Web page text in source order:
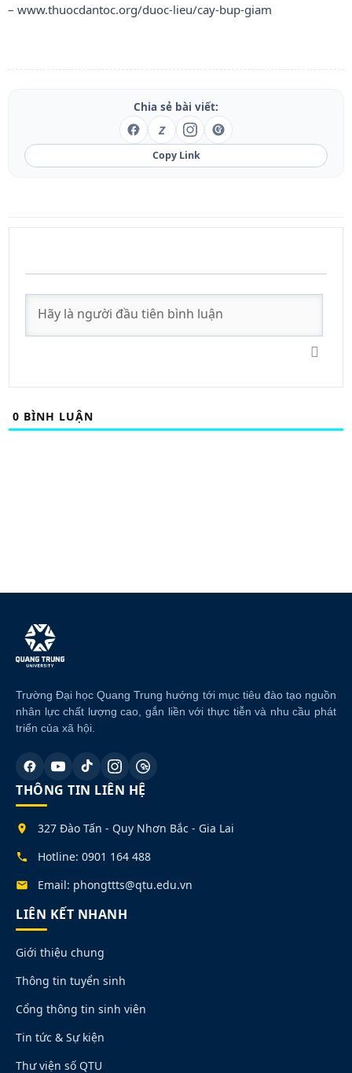
– www.thuocdantoc.org/duoc-lieu/cay-bup-giam
Chia sẻ bài viết:
Z
Copy Link
0 BÌNH LUẬN
Trường Đại học Quang Trung hướng tới mục tiêu đào tạo nguồn
nhân lực chất lượng cao, gắn liền với thực tiễn và nhu cầu phát
triển của xã hội.
THÔNG TIN LIÊN HỆ
327 Đào Tấn - Quy Nhơn Bắc - Gia Lai
Hotline: 0901 164 488
Email: phongttts@qtu.edu.vn
LIÊN KẾT NHANH
Giới thiệu chung
Thông tin tuyển sinh
Cổng thông tin sinh viên
Tin tức & Sự kiện
Thư viện số QTU